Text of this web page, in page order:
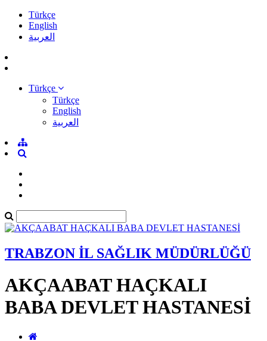
Türkçe
English
العربية
Türkçe
Türkçe
English
العربية
TRABZON İL SAĞLIK MÜDÜRLÜĞÜ
AKÇAABAT HAÇKALI
BABA DEVLET HASTANESİ